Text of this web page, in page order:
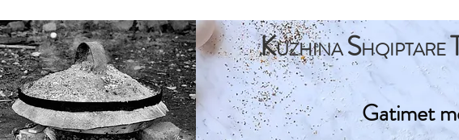
KUZHINASHQIPTARE
Gatimet